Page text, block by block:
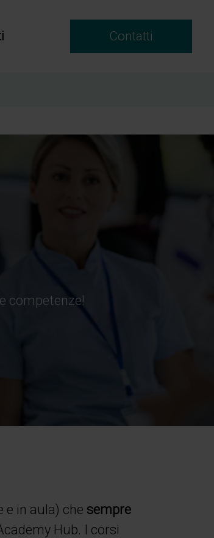
Contatti
competenze!
e in aula) che sempre
Hub. I corsi